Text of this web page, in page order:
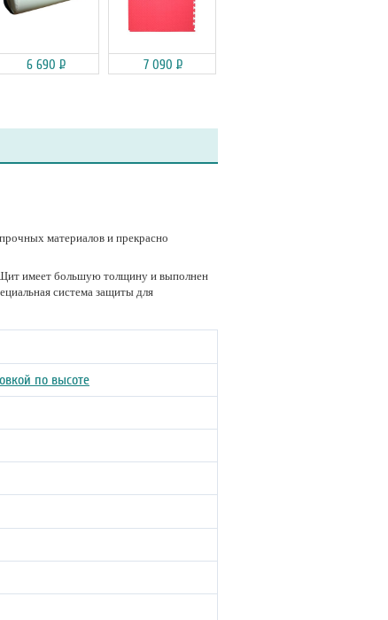
6 690 Р 7 090 Р
материалов и прекрасно
Щит имеет большую толщину и выполнен
система защиты для
по высоте